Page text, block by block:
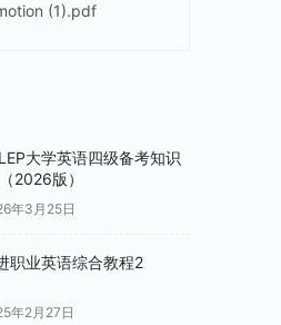
(1).pdf
大学英语四级备考知识
库 （2026版）
年3月25日
职业英语综合教程2
年2月27日